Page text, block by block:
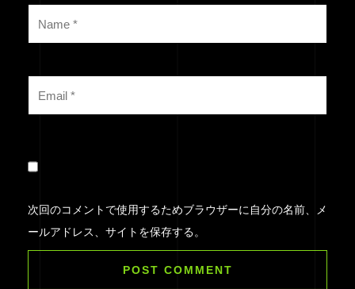
次回のコメントで使用するためブラウザーに自分の名前、メ
ールアドレス、サイトを保存する。